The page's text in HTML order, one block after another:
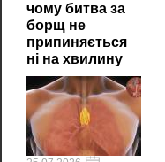
чому битва за
борщ не
припиняється
ні на хвилину